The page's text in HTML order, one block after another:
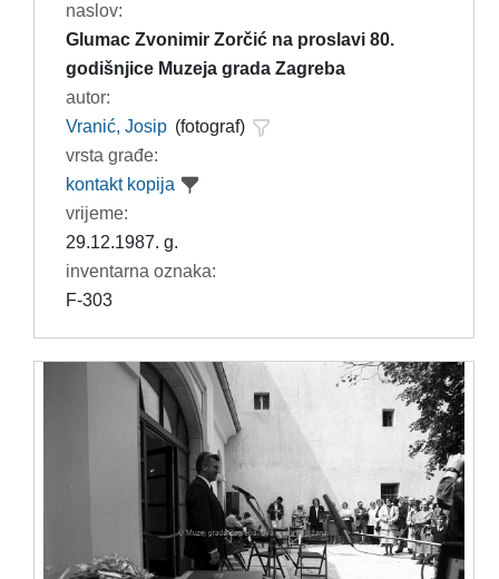
naslov:
Glumac Zvonimir Zorčić na proslavi 80.
godišnjice Muzeja grada Zagreba
autor:
Vranić, Josip (fotograf)
vrsta građe:
kontakt kopija
vrijeme:
29.12.1987. g.
inventarna oznaka:
F-303